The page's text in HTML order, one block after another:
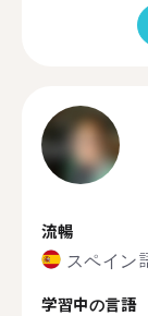
流暢
スペイン
学習中の言語